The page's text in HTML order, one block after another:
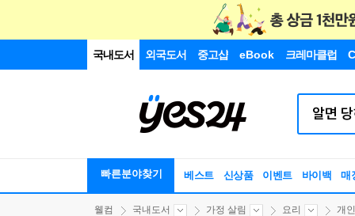
국내도서 외국도서 중고샵 eBook 크레마클럽
빠른분야찾기 베스트 신상품 이벤트 바이백 매
웰컴 국내도서 가정 살림 요리 개